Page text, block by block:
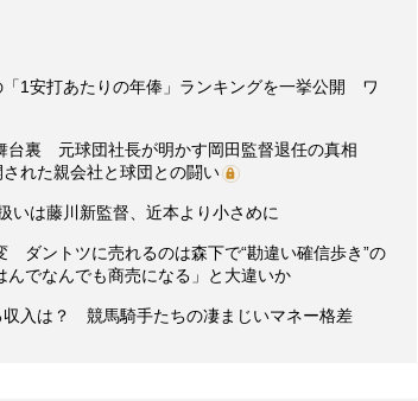
1安打あたりの年俸」ランキングを一挙公開 ワ
台裏 元球団社長が明かす岡田監督退任の真相
れた親会社と球団との闘い
いは藤川新監督、近本より小さめに
ダントツに売れるのは森下で“勘違い確信歩き”の
でなんでも商売になる」と大違いか
収入は？ 競馬騎手たちの凄まじいマネー格差